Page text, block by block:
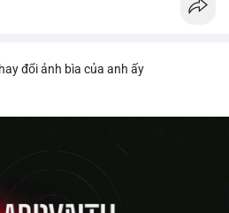
đổi ảnh bìa của anh ấy